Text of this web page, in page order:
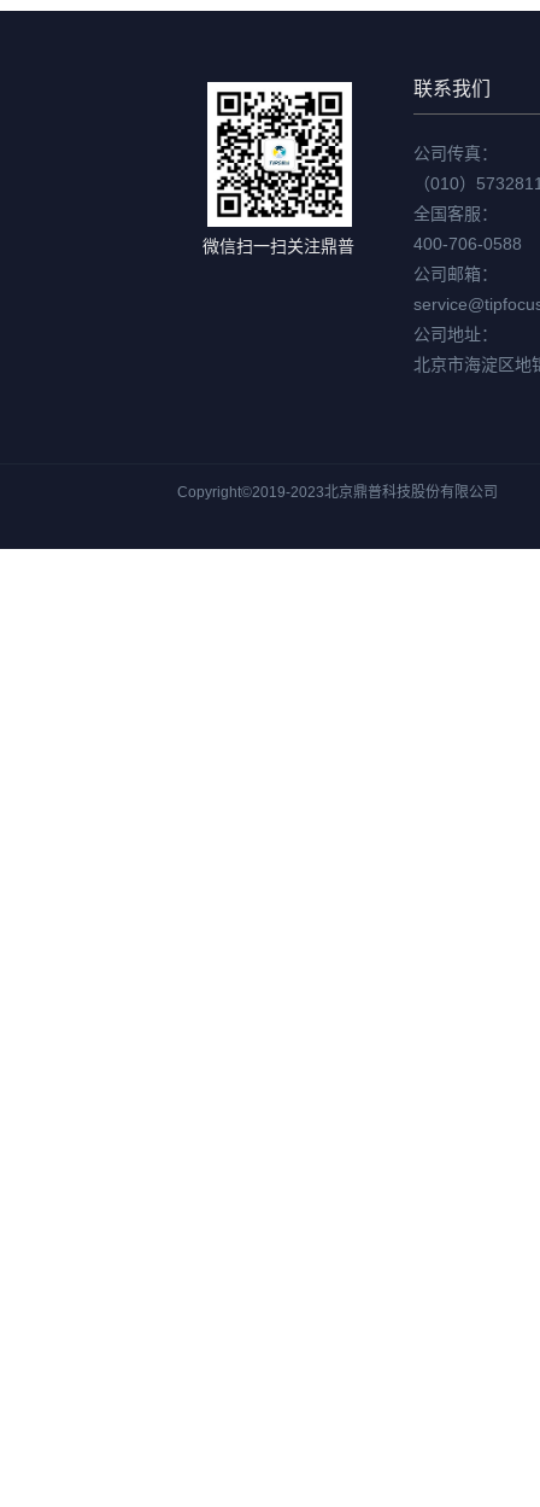
微信扫一扫关注鼎普
联系我们
公司传真：
（010）
全国客服：
400-706-0588
公司邮箱：
公司地址：
北京市海淀区地
Copyright©2019-2023北京鼎普科技股份有限公司